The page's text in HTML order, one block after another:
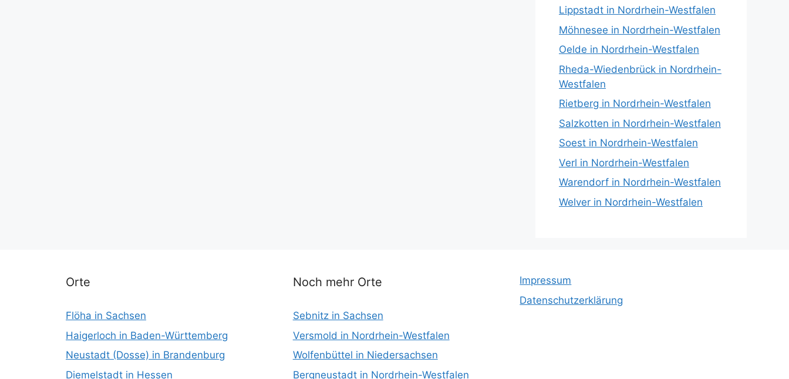
Lippstadt in Nordrhein-Westfalen
Möhnesee in Nordrhein-Westfalen
Oelde in Nordrhein-Westfalen
Rheda-Wiedenbrück in Nordrhein-
Westfalen
Rietberg in Nordrhein-Westfalen
Salzkotten in Nordrhein-Westfalen
Soest in Nordrhein-Westfalen
Verl in Nordrhein-Westfalen
Warendorf in Nordrhein-Westfalen
Welver in Nordrhein-Westfalen
Orte
Flöha in Sachsen
Haigerloch in Baden-Württemberg
Neustadt (Dosse) in Brandenburg
Diemelstadt in Hessen
Noch mehr Orte
Sebnitz in Sachsen
Versmold in Nordrhein-Westfalen
Wolfenbüttel in Niedersachsen
Bergneustadt in Nordrhein-Westfalen
Impressum
Datenschutzerklärung